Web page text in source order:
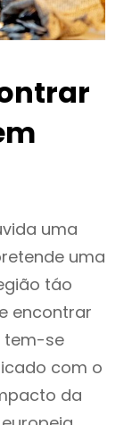
uma
uma
táo
encontrar
tem-se
com o
da